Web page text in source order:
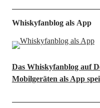
Whiskyfanblog als App
Das Whiskyfanblog auf
Mobilgeräten als App